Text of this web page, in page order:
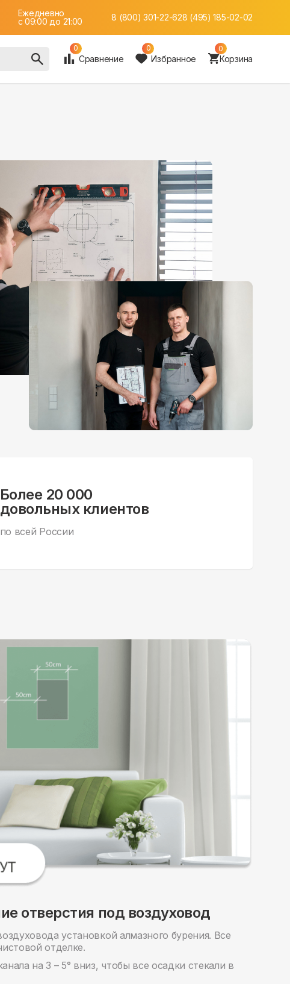
Ежедневно
c 09:00 до 21:00
8 (800) 301-22-628 (495) 185-02-02
0
Сравнение
0
Избранное
0
Корзина
Более 20 000
довольных клиентов
по всей России
отверстия под воздуховод
установкой алмазного бурения. Все
отделке.
на 3 – 5° вниз, чтобы все осадки стекали в